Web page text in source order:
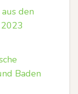
den
Baden